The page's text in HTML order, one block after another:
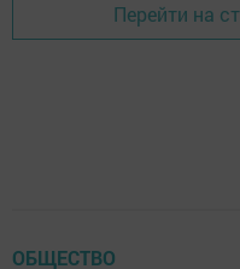
Перейти на
ОБЩЕСТВО